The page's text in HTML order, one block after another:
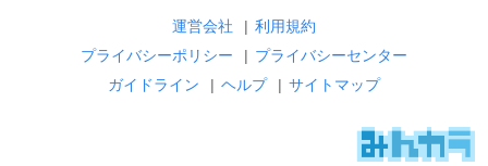
運営会社 | 利用規約
プライバシーポリシー
| プライバシーセンター
ガイドライン
| ヘルプ | サイトマップ